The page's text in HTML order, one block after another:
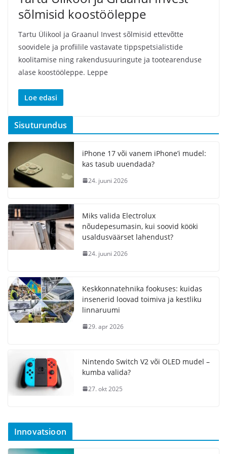
sõlmisid koostööleppe
Tartu Ülikool ja Graanul Invest sõlmisid ettevõtte
soovidele ja profiilile vastavate tippspetsialistide
koolitamise ning rakendusuuringute ja tootearenduse
alase koostööleppe. Leppe
Loe edasi
Sisuturundus
iPhone 17 või vanem iPhone’i mudel:
kas tasub uuendada?
24. juuni 2026
Miks valida Electrolux
nõudepesumasin, kui soovid kööki
usaldusväärset lahendust?
24. juuni 2026
Keskkonnatehnika fookuses: kuidas
insenerid loovad toimiva ja kestliku
linnaruumi
29. apr 2026
Nintendo Switch V2 või OLED mudel –
kumba valida?
27. okt 2025
Innovatsioon